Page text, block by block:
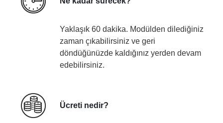
Yaklaşık 60 dakika. Modülden dilediğiniz
zaman çıkabilirsiniz ve geri
döndüğünüzde kaldığınız yerden devam
edebilirsiniz.
Ücreti nedir?